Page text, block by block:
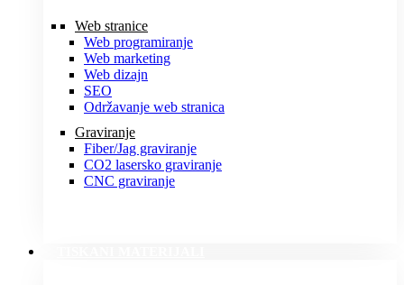
Web stranice
Web programiranje
Web marketing
Web dizajn
SEO
Održavanje web stranica
Graviranje
Fiber/Jag graviranje
CO2 lasersko graviranje
CNC graviranje